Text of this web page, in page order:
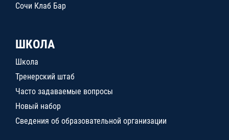
Сочи Клаб Бар
ШКОЛА
Школа
Тренерский штаб
Часто задаваемые вопросы
Новый набор
Сведения об образовательной организации